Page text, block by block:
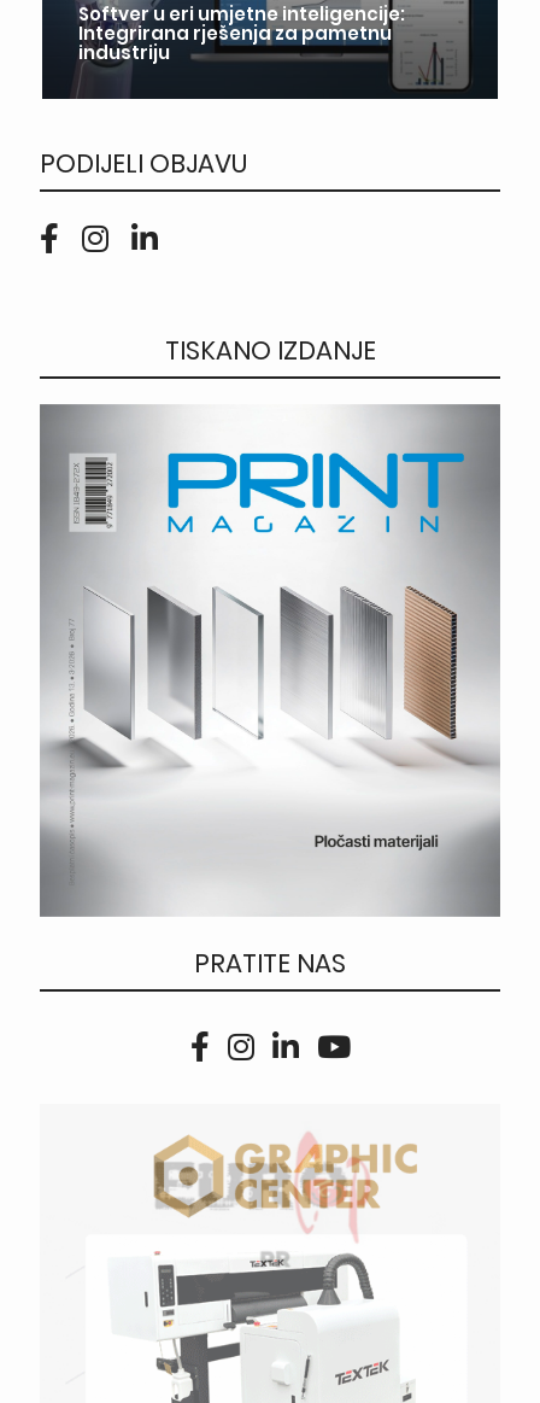
Softver u eri umjetne inteligencije:
Integrirana rješenja za pametnu
industriju
PODIJELI OBJAVU
TISKANO IZDANJE
PRATITE NAS